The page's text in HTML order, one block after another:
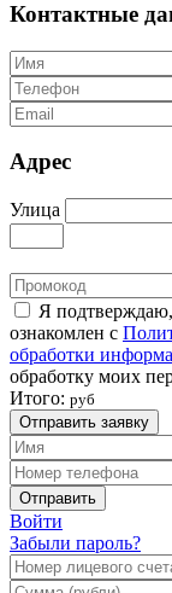
Контактные
Адрес
Улица
Я
ознакомлен с
обработки
обработку моих
Итого: руб
Отправить заявку
Отправить
Войти
Забыли пароль?